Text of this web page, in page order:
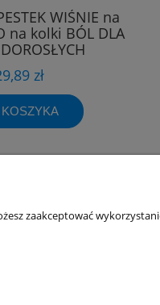
WIŚNIE na
na kolki BÓL DLA
zł
Informacje
zaakceptować